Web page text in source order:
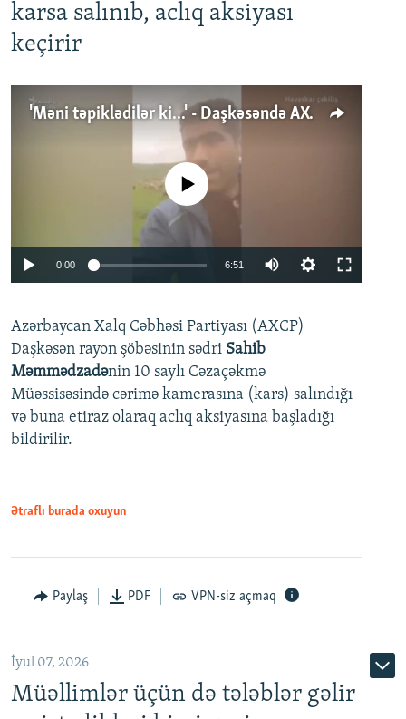
karsa salınıb, aclıq aksiyası
keçirir
'Məni təpiklədilər ki...' - Daşkəsəndə AXCP fəalının yaxınları onun həbsinə etiraz edirlər
Auto 240p 360p
720p 1080p
No media source currently available
0:00 6:51
360p
720p
1080p
Azərbaycan Xalq Cəbhəsi Partiyası (AXCP)
Daşkəsən rayon şöbəsinin sədri Sahib
Məmmədzadənin 10 saylı Cəzaçəkmə
Müəssisəsində cərimə kamerasına (kars) salındığı
və buna etiraz olaraq aclıq aksiyasına başladığı
bildirilir.
Ətraflı burada oxuyun
Paylaş PDF VPN-siz açmaq
İyul 07, 2026
Müəllimlər üçün də tələblər gəlir